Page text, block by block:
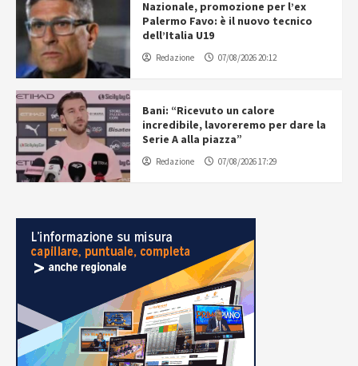
Nazionale, promozione per l’ex
Palermo Favo: è il nuovo tecnico
dell’Italia U19
Redazione 07/08/2026 20:12
Bani: “Ricevuto un calore
incredibile, lavoreremo per dare la
Serie A alla piazza”
Redazione 07/08/2026 17:29